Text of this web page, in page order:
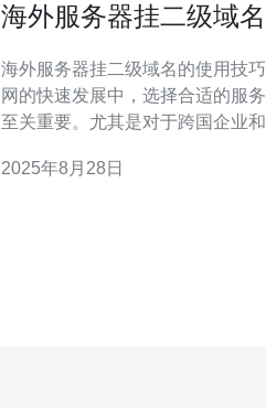
海外服务器挂二级域
海外服务器挂二级域名的使用技巧与最
网的快速发展中，选择合适的服
至关重要。尤其是对于跨国企业
器上使用二级域名，不仅可以提高
2025年8月28日